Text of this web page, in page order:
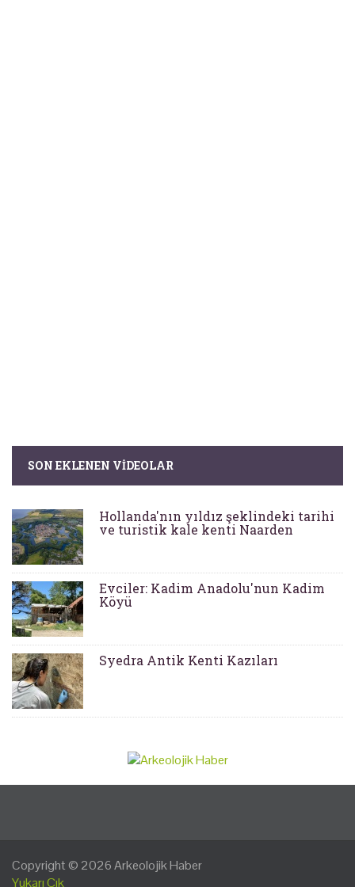
SON EKLENEN VIDEOLAR
Hollanda'nın yıldız şeklindeki tarihi
ve turistik kale kenti Naarden
Evciler: Kadim Anadolu'nun Kadim
Köyü
Syedra Antik Kenti Kazıları
Copyright © 2026Arkeolojik Haber
Yukarı Çık